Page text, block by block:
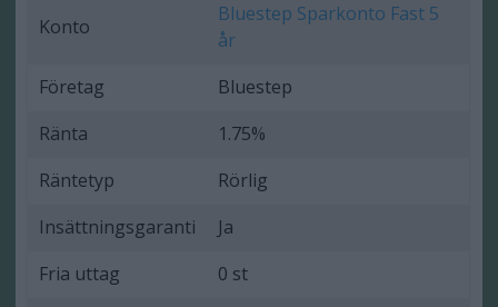
Konto
Bluestep Sparkonto Fast 5
år
Företag
Bluestep
Ränta
1.75%
Räntetyp
Rörlig
Insättningsgaranti
Ja
Fria uttag
0 st